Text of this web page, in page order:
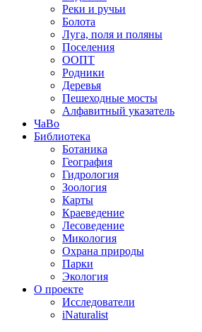
Реки и ручьи
Болота
Луга, поля и поляны
Поселения
ООПТ
Родники
Деревья
Пешеходные мосты
Алфавитный указатель
ЧаВо
Библиотека
Ботаника
География
Гидрология
Зоология
Карты
Краеведение
Лесоведение
Микология
Охрана природы
Парки
Экология
О проекте
Исследователи
iNaturalist